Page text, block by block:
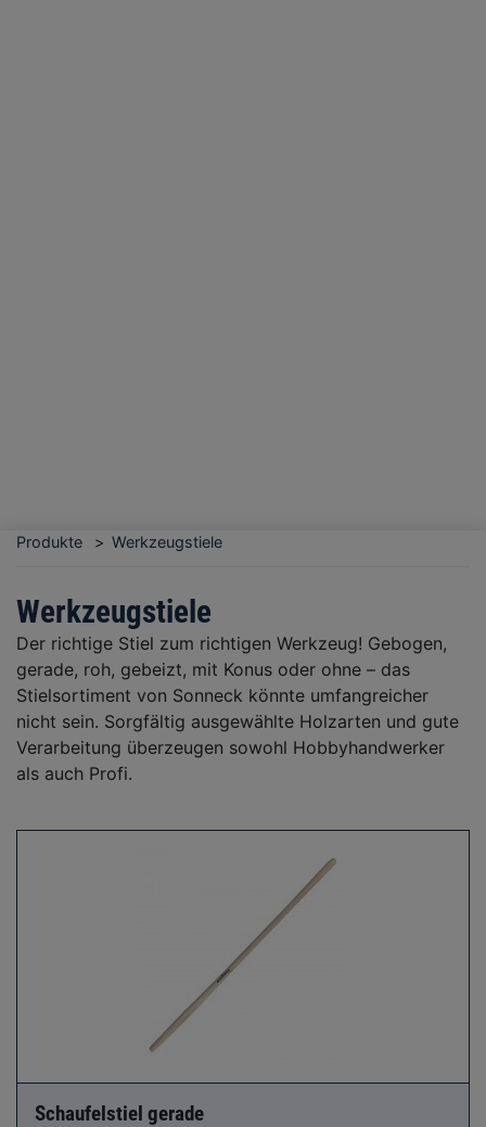
Produkte Werkzeugstiele
Werkzeugstiele
Der richtige Stiel zum richtigen Werkzeug! Gebogen,
gerade, roh, gebeizt, mit Konus oder ohne – das
Stielsortiment von Sonneck könnte umfangreicher
nicht sein. Sorgfältig ausgewählte Holzarten und gute
Verarbeitung überzeugen sowohl Hobbyhandwerker
als auch Profi.
Schaufelstiel gerade